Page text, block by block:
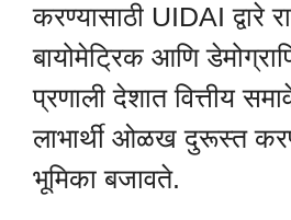
करण्यासाठी UIDAI द्वारे
बायोमेट्रिक आणि
प्रणाली देशात वित्तीय
लाभार्थी ओळख दुरूस्त
भूमिका बजावते.